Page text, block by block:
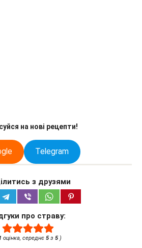
на нові рецепти!
Telegram
з друзями
про страву:
оцінка, середнє 5з 5)